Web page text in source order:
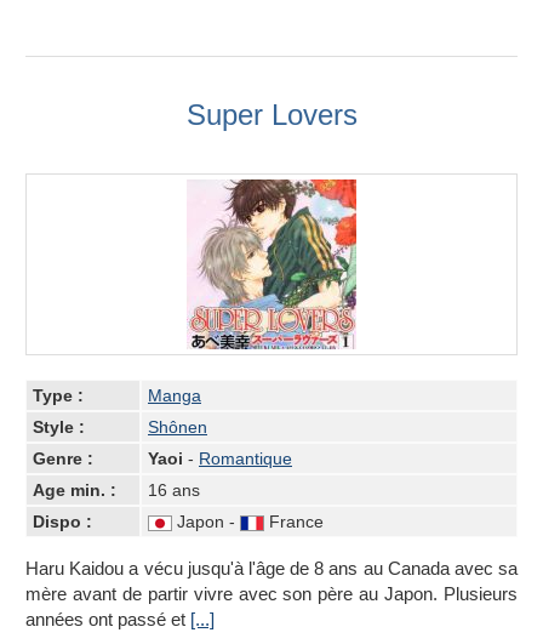
Super Lovers
Type :
Manga
Style :
Shônen
Genre :
Yaoi - Romantique
Age min. :
16 ans
Dispo :
Japon - France
Haru Kaidou a vécu jusqu'à l'âge de 8 ans au Canada avec sa
mère avant de partir vivre avec son père au Japon. Plusieurs
années ont passé et [...]